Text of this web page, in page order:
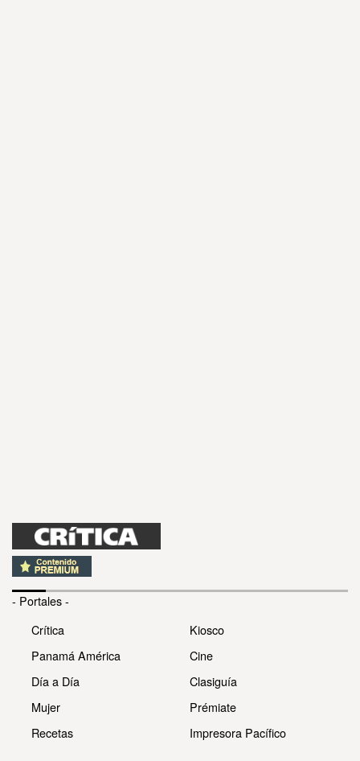
- Portales -
Crítica
Panamá América
Día a Día
Mujer
Recetas
Kiosco
Cine
Clasiguía
Prémiate
Impresora Pacífico